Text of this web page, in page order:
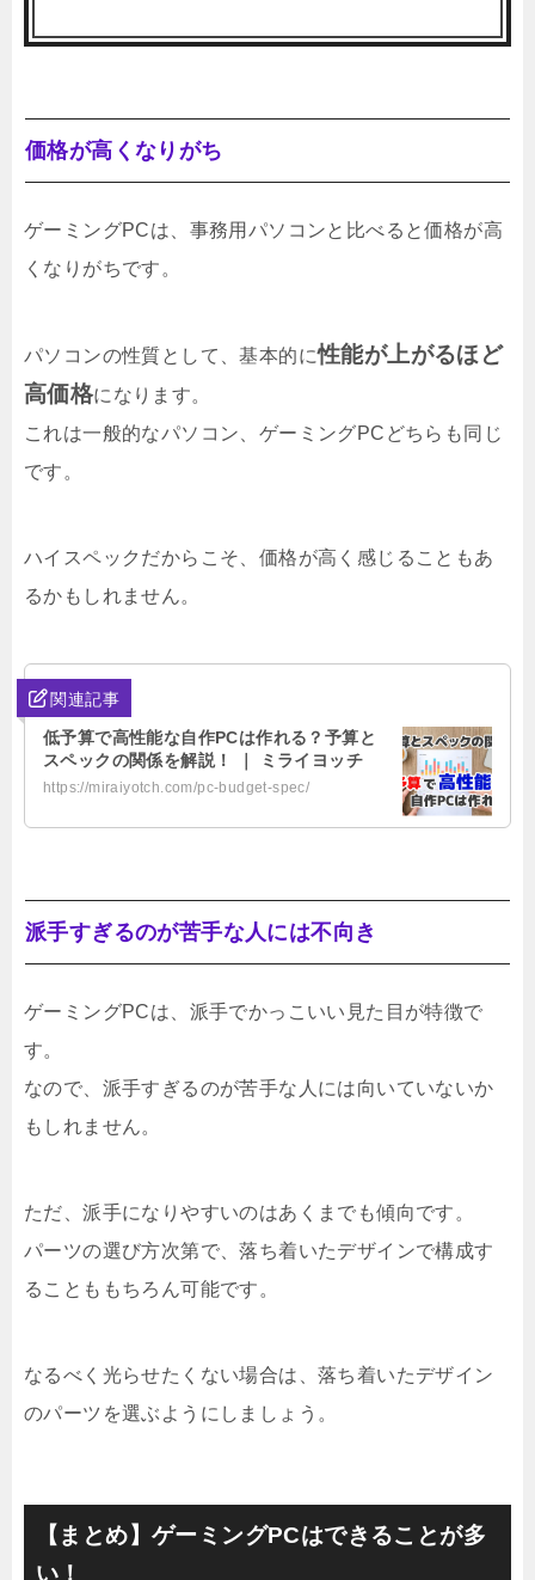
価格が高くなりがち
ゲーミングPCは、事務用パソコンと比べると価格が高
くなりがちです。
パソコンの性質として、基本的に性能が上がるほど
高価格になります。
これは一般的なパソコン、ゲーミングPCどちらも同じ
です。
ハイスペックだからこそ、価格が高く感じることもあ
るかもしれません。
関連記事
低予算で高性能な自作PCは作れる？予算と
スペックの関係を解説！ ｜ ミライヨッチ
https://miraiyotch.com/pc-budget-spec/
派手すぎるのが苦手な人には不向き
ゲーミングPCは、派手でかっこいい見た目が特徴で
す。
なので、派手すぎるのが苦手な人には向いていないか
もしれません。
ただ、派手になりやすいのはあくまでも傾向です。
パーツの選び方次第で、落ち着いたデザインで構成す
ることももちろん可能です。
なるべく光らせたくない場合は、落ち着いたデザイン
のパーツを選ぶようにしましょう。
【まとめ】ゲーミングPCはできることが多
い！